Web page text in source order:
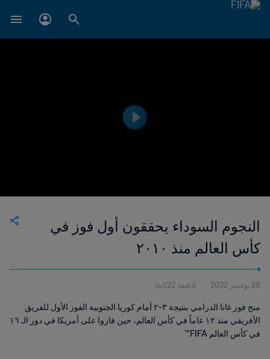
النجوم السوداء يحققون أول فوز في
كأس العالم منذ ٢٠١٠
28 نوفمبر 2022 1دقيقة 22ثانية
منح فوز غانا الدرامي بنتيجة ٣-٢ أمام كوريا الجنوبية الفوز الأول للفريق
الأفريقي منذ ١٢ عاماً في كأس العالم، حين فازوا على أمريكا في دور الـ ١٦
في كأس العالم FIFA™